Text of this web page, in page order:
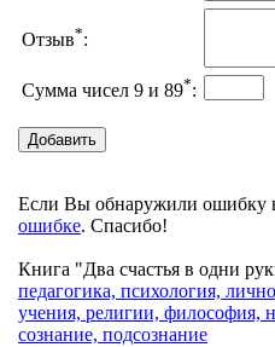
Отзыв*:
Сумма чисел 9 и 89*:
Если Вы обнаружили ошибку
ошибке. Спасибо!
Книга "Два счастья в одни
педагогика, психология,
учения, религии, философия,
сознание, подсознание